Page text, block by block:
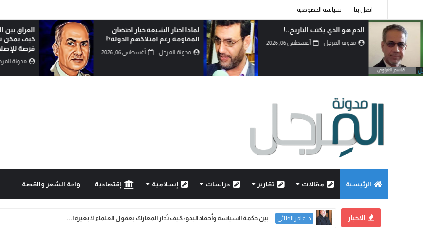
اتصل بنا سياسة الخصوصية
الدم هو الذي يكتب التاريخ..!
مدونة المرجل أغسطس 06, 2026
لماذا اختار الشيعة خيار احتضان
المقاومة رغم امتلاكهم الدولة؟!
مدونة المرجل أغسطس 06, 2026
العراق بين
كيف يمكن
فرصة
مدونة
الرئيسية مقالات تقارير دراسات إسلامية إقتصادية واحة الشعر والقصة
الاخبار د. عامر الطائي بين حكمة السياسة وأحقاد البدو: كيف تُدار المعارك بعقول العلماء لا بغيرة ا...